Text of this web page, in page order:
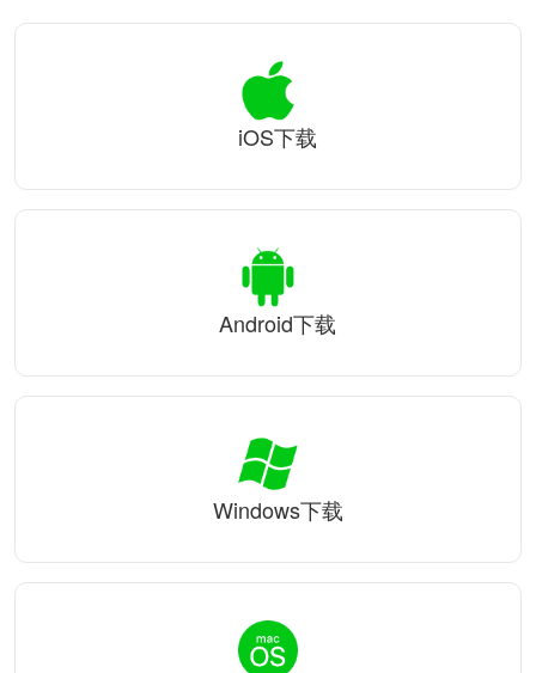
iOS下载
Android下载
Windows下载